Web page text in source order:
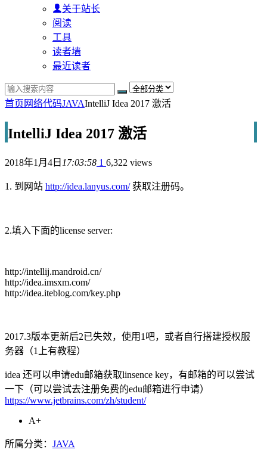
关于站长
阅读
工具
读者墙
最近读者
首页 网络代码JAVAIntelliJ Idea 2017 激活
IntelliJ Idea 2017 激活
2018年1月4日 17:03:58 1 6,322 views
1. 到网站 http://idea.lanyus.com/获取注册码。
2.填入下面的license server:
http://intellij.mandroid.cn/
http://idea.imsxm.com/
http://idea.iteblog.com/key.php
2017.3版本更新后2已失效，使用1吧，或者自行搭建授权服
务器（1上有教程）
idea 还可以申请edu邮箱获取linsence key，有邮箱的可以尝试
一下（可以尝试去注册免费的edu邮箱进行申请）
https://www.jetbrains.com/zh/student/
A+
所属分类： JAVA